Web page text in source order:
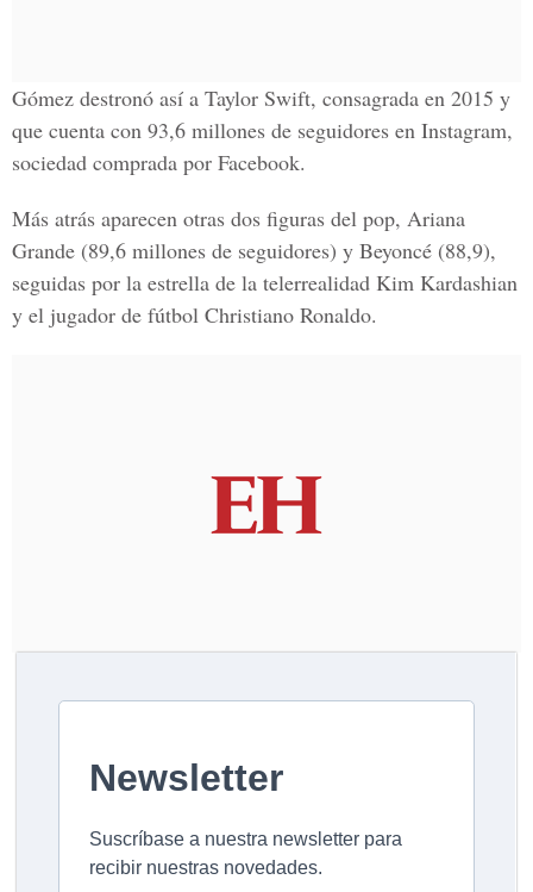
Gómez destronó así a Taylor Swift, consagrada en 2015 y
que cuenta con 93,6 millones de seguidores en Instagram,
sociedad comprada por Facebook.
Más atrás aparecen otras dos figuras del pop, Ariana
Grande (89,6 millones de seguidores) y Beyoncé (88,9),
seguidas por la estrella de la telerrealidad Kim Kardashian
y el jugador de fútbol Christiano Ronaldo.